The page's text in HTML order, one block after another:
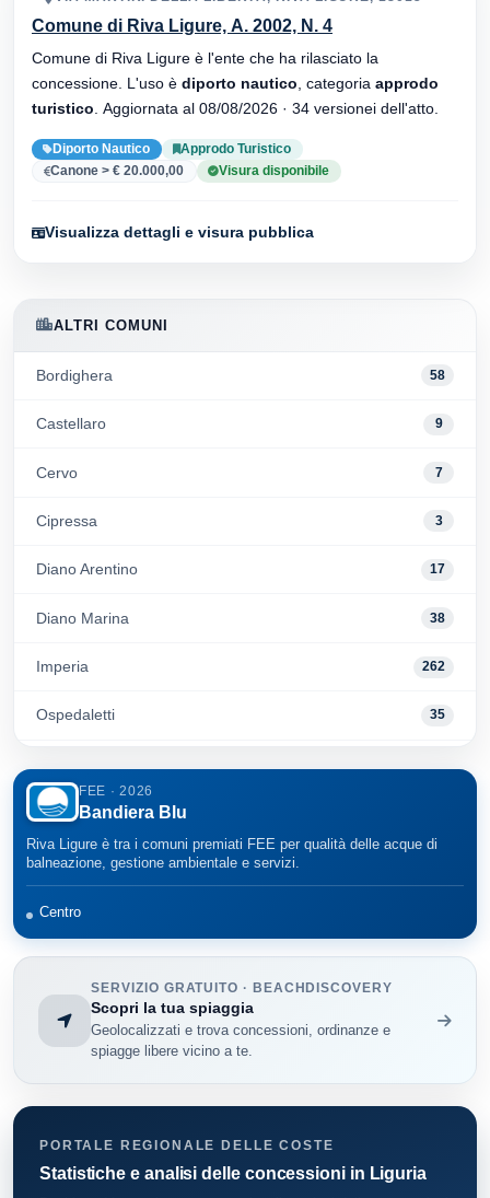
ALTRI COMUNI
Bordighera 58
Castellaro 9
Cervo 7
Cipressa 3
Diano Arentino 17
Diano Marina 38
Imperia 262
Ospedaletti 35
San Bartolomeo al Mare
San Lorenzo al Mare
Sanremo
Santo Stefano al Mare 7
Vallecrosia
Ventimiglia
FEE · 2026
Bandiera Blu
Riva Ligure è tra i comuni premiati FEE per qualità delle acque di
balneazione, gestione ambientale e servizi.
Centro
SERVIZIO GRATUITO · BEACHDISCOVERY
Scopri la tua spiaggia
Geolocalizzati e trova concessioni, ordinanze e
spiagge libere vicino a te.
PORTALE REGIONALE DELLE COSTE
Statistiche e analisi delle concessioni in Liguria
Comune di Riva Ligure, A. 2002, N. 4
Comune di Riva Ligure è l'ente che ha rilasciato la
concessione. L'uso è diporto nautico , categoria approdo
turistico
. Aggiornata al 08/08/2026 · 34 versionei dell'atto.
Diporto Nautico
Approdo Turistico
Canone > € 20.000,00
Visura disponibile
Visualizza dettagli e visura pubblica